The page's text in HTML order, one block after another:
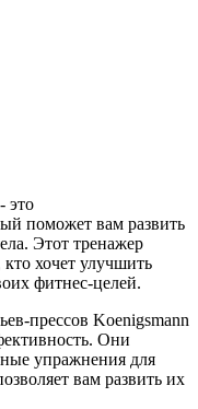
это
поможет вам развить
Этот тренажер
хочет улучшить
фитнес-целей.
прессов Koenigsmann
Они
упражнения для
вам развить их